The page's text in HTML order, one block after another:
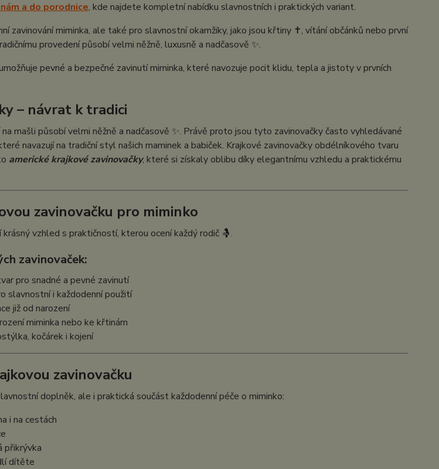
a do porodnice, kde najdete kompletní nabídku slavnostních i praktických variant.
zavinování miminka, ale také pro slavnostní okamžiky, jako jsou křtiny ✝️, vítání občánků nebo první
provedení působí velmi něžně, luxusně a nadčasově ✨.
pevné a bezpečné zavinutí miminka, které navozuje pocit klidu, tepla a jistoty v prvních
– návrat k tradici
mašli působí velmi něžně a nadčasově ✨. Právě proto jsou tyto zavinovačky často vyhledávané
navazují na tradiční styl našich maminek a babiček. Krajkové zavinovačky obdélníkového tvaru
americké krajkové zavinovačky, které si získaly oblibu díky elegantnímu vzhledu a praktickému
zavinovačku pro miminko
krásný vzhled s praktičností, kterou ocení každý rodič 🤱.
zavinovaček:
pro snadné a pevné zavinutí
slavnostní i každodenní použití
již od narození
miminka nebo ke křtinám
kočárek i kojení
zavinovačku
doplněk, ale i praktická součást každodenní péče o miminko:
i na cestách
přikrývka
dítěte